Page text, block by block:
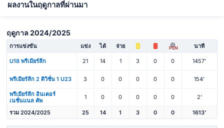
ผลงานในฤดูกาลที่ผ่านมา
ฤดูกาล 2024/2025
การแข่งขัน แข่ง ได้ จ่าย PEN นาที
U18 พรีเมียร์ลีก 21 14 1 3 0 0 1457'
พรีเมียร์ลีก 2 ดิวิชั่น 1 U23 3 0 0 0 0 0 154'
พรีเมียร์ลีก อินเตอร์
เนชั่นแนล คัพ
1 0 0 0 0 0 2'
รวม 2024/2025 25 14 1 3 0 0 1613'